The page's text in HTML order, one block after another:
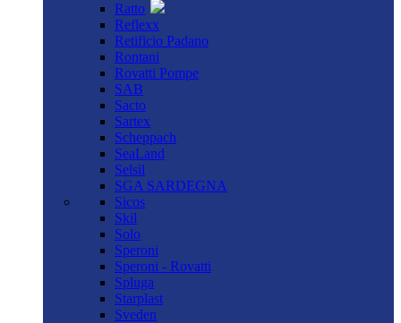
Ratto
Reflexx
Retificio Padano
Rontani
Rovatti Pompe
SAB
Sacto
Sartex
Scheppach
SeaLand
Selsil
SGA SARDEGNA
Sicos
Skil
Solo
Speroni
Speroni - Rovatti
Spluga
Starplast
Sveden